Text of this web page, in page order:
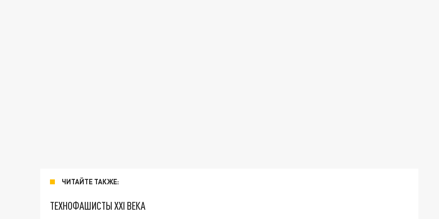
ЧИТАЙТЕ ТАКЖЕ:
ТЕХНОФАШИСТЫ XXI ВЕКА